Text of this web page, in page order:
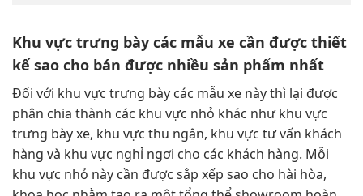
Khu vực trưng bày các mẫu xe cần được thiết
kế sao cho bán được nhiều sản phẩm nhất
Đối với khu vực trưng bày các mẫu xe này thì lại được
phân chia thành các khu vực nhỏ khác như khu vực
trưng bày xe, khu vực thu ngân, khu vực tư vấn khách
hàng và khu vực nghỉ ngơi cho các khách hàng. Mỗi
khu vực nhỏ này cần được sắp xếp sao cho hài hòa,